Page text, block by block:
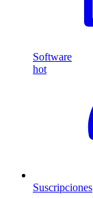
Software
hot
Suscripciones